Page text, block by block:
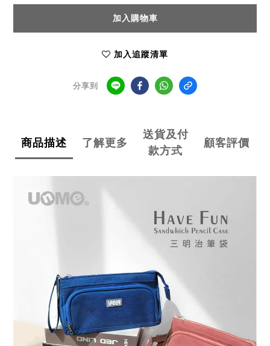
加入購物車
加入追蹤清單
分享到
商品描述 了解更多
送貨及付
款方式
顧客評價